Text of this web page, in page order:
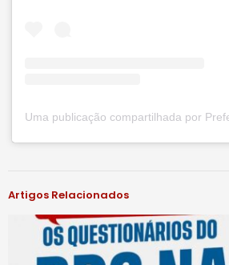
#notíciassbu
Artigos Relacionados